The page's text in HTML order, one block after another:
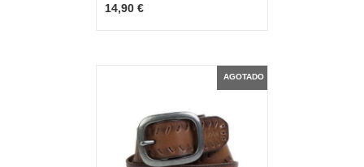
14,90 €
AGOTADO